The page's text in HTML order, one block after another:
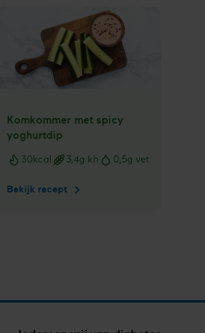
Komkommer met spicy
yoghurtdip
30kcal 3,4g kh 0,5g vet
Bekijk recept Komkommer